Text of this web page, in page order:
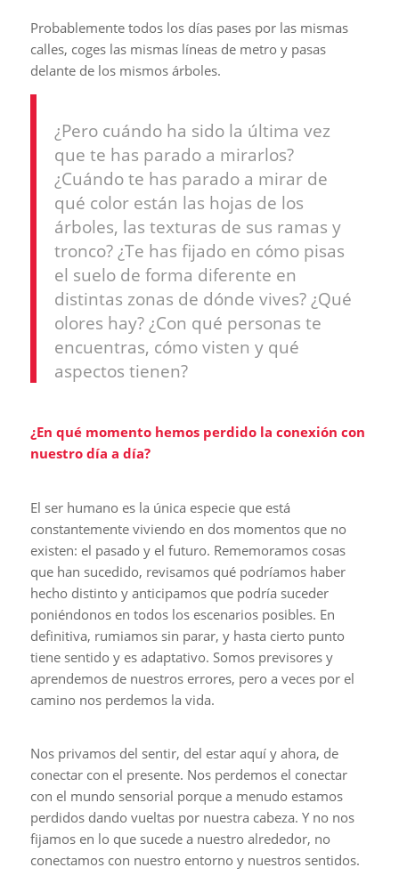
Probablemente todos los días pases por las mismas
calles, coges las mismas líneas de metro y pasas
delante de los mismos árboles.
¿Pero cuándo ha sido la última vez
que te has parado a mirarlos?
¿Cuándo te has parado a mirar de
qué color están las hojas de los
árboles, las texturas de sus ramas y
tronco? ¿Te has fijado en cómo pisas
el suelo de forma diferente en
distintas zonas de dónde vives? ¿Qué
olores hay? ¿Con qué personas te
encuentras, cómo visten y qué
aspectos tienen?
¿En qué momento hemos perdido la conexión con
nuestro día a día?
El ser humano es la única especie que está
constantemente viviendo en dos momentos que no
existen: el pasado y el futuro. Rememoramos cosas
que han sucedido, revisamos qué podríamos haber
hecho distinto y anticipamos que podría suceder
poniéndonos en todos los escenarios posibles. En
definitiva, rumiamos sin parar, y hasta cierto punto
tiene sentido y es adaptativo. Somos previsores y
aprendemos de nuestros errores, pero a veces por el
camino nos perdemos la vida.
Nos privamos del sentir, del estar aquí y ahora, de
conectar con el presente. Nos perdemos el conectar
con el mundo sensorial porque a menudo estamos
perdidos dando vueltas por nuestra cabeza. Y no nos
fijamos en lo que sucede a nuestro alrededor, no
conectamos con nuestro entorno y nuestros sentidos.